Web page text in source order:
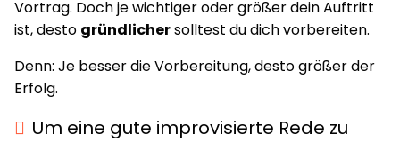
Vortrag. Doch je wichtiger oder größer dein Auftritt
ist, desto gründlichersolltest du dich vorbereiten.
Denn: Je besser die Vorbereitung, desto größer der
Erfolg.
Um eine gute improvisierte Rede zu